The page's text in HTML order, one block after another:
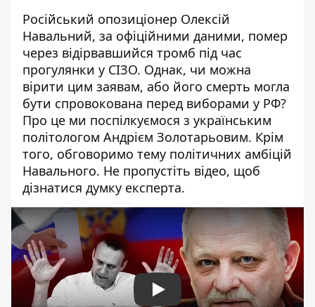
Російський опозиціонер Олексій
Навальний, за офіційними даними, помер
через відірвавшийся тромб під час
прогулянки у СІЗО. Однак, чи можна
вірити цим заявам, або його смерть могла
бути спровокована перед виборами у РФ?
Про це ми поспілкуємося з українським
політологом Андрієм Золотарьовим. Крім
того, обговоримо тему політичних амбіцій
Навального. Не пропустіть відео, щоб
дізнатися думку експерта.
Play